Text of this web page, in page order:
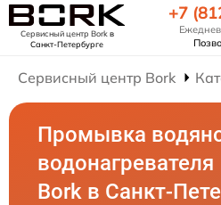
Сервисный центр Borkв
Санкт-Петербурге
+7
Сервисный центр Bork
Промывка
водонагревателя
Bork в Санкт-